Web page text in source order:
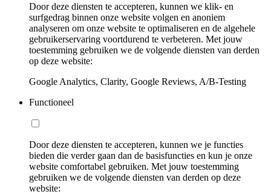
Door deze diensten te accepteren, kunnen we klik- en
surfgedrag binnen onze website volgen en anoniem
analyseren om onze website te optimaliseren en de algehele
gebruikerservaring voortdurend te verbeteren. Met jouw
toestemming gebruiken we de volgende diensten van derden
op deze website:
Google Analytics, Clarity, Google Reviews, A/B-Testing
Functioneel
Door deze diensten te accepteren, kunnen we je functies
bieden die verder gaan dan de basisfuncties en kun je onze
website comfortabel gebruiken. Met jouw toestemming
gebruiken we de volgende diensten van derden op deze
website: